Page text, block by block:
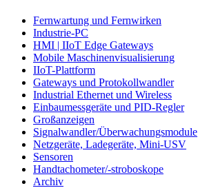
Fernwartung und Fernwirken
Industrie-PC
HMI | IIoT Edge Gateways
Mobile Maschinenvisualisierung
IIoT-Plattform
Gateways und Protokollwandler
Industrial Ethernet und Wireless
Einbaumessgeräte und PID-Regler
Großanzeigen
Signalwandler/Überwachungsmodule
Netzgeräte, Ladegeräte, Mini-USV
Sensoren
Handtachometer/-stroboskope
Archiv